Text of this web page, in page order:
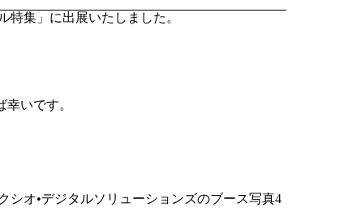
特集」に出展いたしました。
いです。